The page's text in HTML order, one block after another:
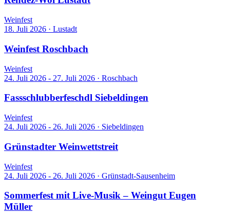
Weinfest
18. Juli 2026 · Lustadt
Weinfest Roschbach
Weinfest
24. Juli 2026 - 27. Juli 2026 · Roschbach
Fassschlubberfeschdl Siebeldingen
Weinfest
24. Juli 2026 - 26. Juli 2026 · Siebeldingen
Grünstadter Weinwettstreit
Weinfest
24. Juli 2026 - 26. Juli 2026 · Grünstadt-Sausenheim
Sommerfest mit Live-Musik – Weingut Eugen
Müller